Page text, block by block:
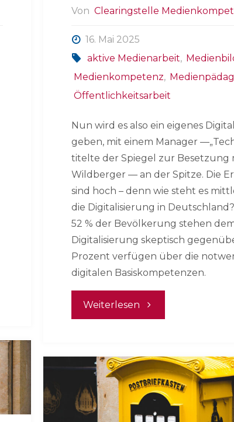
Von Clearingstelle
16. Mai 2025
aktive Medienarbeit,
Medienkompetenz,
Öffentlichkeitsarbeit
Nun wird es also ein eigenes
geben, mit einem Manager
titelte der Spiegel zur Besetzung
Wildberger — an der Spitze. Die
sind hoch – denn wie steht es
die Digitalisierung in Deutschland?
52 % der Bevölkerung stehen
Digitalisierung skeptisch
Prozent verfügen über die
digitalen Basiskompetenzen.
Weiterlesen"Woran
gerade
arbeiten
–